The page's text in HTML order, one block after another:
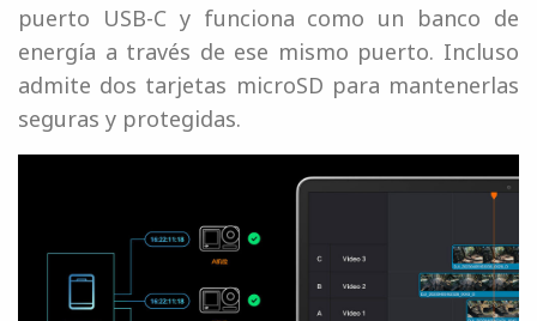
puerto USB-C y funciona como un banco de
energía a través de ese mismo puerto. Incluso
admite dos tarjetas microSD para mantenerlas
seguras y protegidas.